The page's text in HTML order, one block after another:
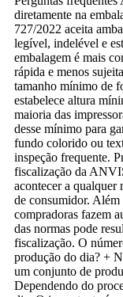
diretamente na
727/2022 aceita
legível, indelével e
embalagem é mais
rápida e menos
tamanho mínimo de
estabelece altura
maioria das
desse mínimo para
fundo colorido ou
inspeção frequente.
fiscalização da
acontecer a
de consumidor. Além
compradoras fazem
das normas pode
fiscalização. O
produção do dia? +
um conjunto de
Dependendo do